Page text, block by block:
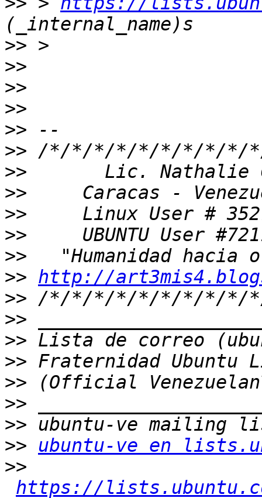
>>
>>
>>
>>
>>
>>
>>
>>
>>
>>
>>
>> http://
>>
>>
>>
>>
>>
>>
>>
>>
ubuntu-ve en
>>
https://